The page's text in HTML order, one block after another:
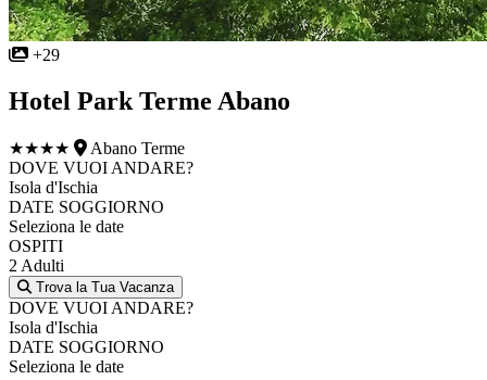
+29
Hotel Park Terme Abano
★★★★
Abano Terme
DOVE VUOI ANDARE?
Isola d'Ischia
DATE SOGGIORNO
Seleziona le date
OSPITI
2 Adulti
Trova la Tua Vacanza
DOVE VUOI ANDARE?
Isola d'Ischia
DATE SOGGIORNO
Seleziona le date